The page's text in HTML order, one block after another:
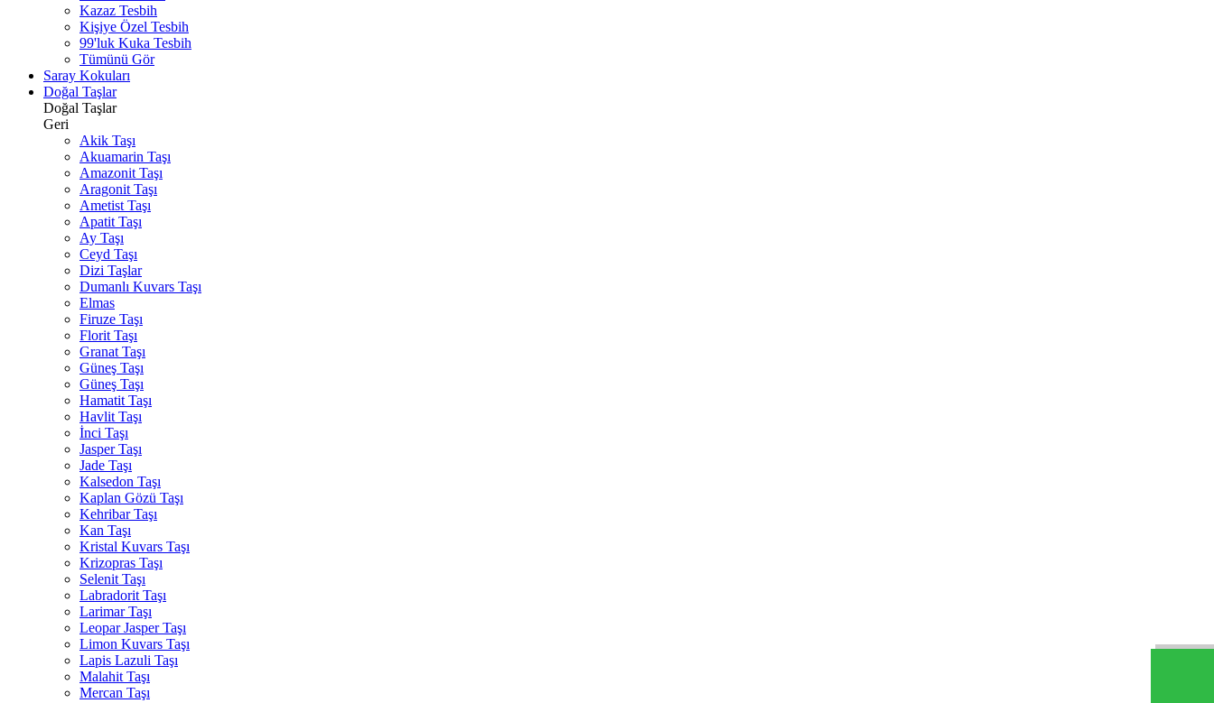
Kazaz Tesbih
Kişiye Özel Tesbih
99'luk Kuka Tesbih
Tümünü Gör
Saray Kokuları
Doğal Taşlar
Doğal Taşlar
Geri
Akik Taşı
Akuamarin Taşı
Amazonit Taşı
Aragonit Taşı
Ametist Taşı
Apatit Taşı
Ay Taşı
Ceyd Taşı
Dizi Taşlar
Dumanlı Kuvars Taşı
Elmas
Firuze Taşı
Florit Taşı
Granat Taşı
Güneş Taşı
Güneş Taşı
Hamatit Taşı
Havlit Taşı
İnci Taşı
Jasper Taşı
Jade Taşı
Kalsedon Taşı
Kaplan Gözü Taşı
Kehribar Taşı
Kan Taşı
Kristal Kuvars Taşı
Krizopras Taşı
Selenit Taşı
Labradorit Taşı
Larimar Taşı
Leopar Jasper Taşı
Limon Kuvars Taşı
Lapis Lazuli Taşı
Malahit Taşı
Mercan Taşı